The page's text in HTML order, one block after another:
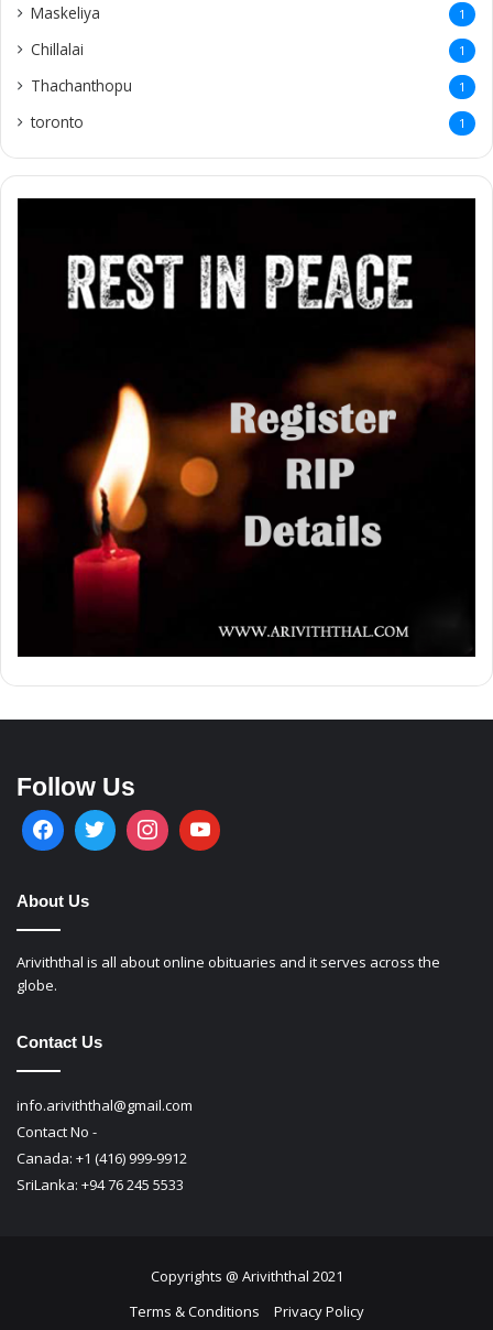
Maskeliya 1
Chillalai 1
Thachanthopu 1
toronto 1
Follow Us
About Us
Ariviththal is all about online obituaries and it serves across the
globe.
Contact Us
info.ariviththal@gmail.com
Contact No -
Canada: +1 (416) 999-9912
SriLanka: +94 76 245 5533
Copyrights @ Ariviththal 2021
Terms & Conditions
Privacy Policy